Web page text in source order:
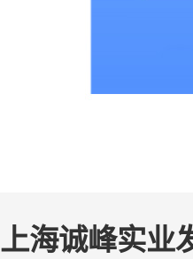
上海诚峰实业